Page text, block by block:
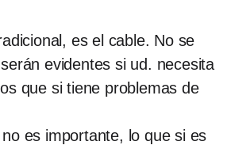
es el cable. No se
evidentes si ud. necesita
que si tiene problemas de
es importante, lo que si es